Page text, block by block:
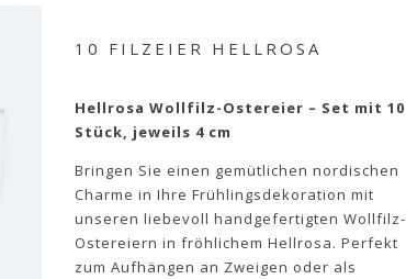
10 FILZEIER HELLROSA
Hellrosa Wollfilz-Ostereier – Set mit 10
Stück, jeweils 4 cm
Bringen Sie einen gemütlichen nordischen
Charme in Ihre Frühlingsdekoration mit
unseren liebevoll handgefertigten Wollfilz-
Ostereiern in fröhlichem Hellrosa. Perfekt
zum Aufhängen an Zweigen oder als